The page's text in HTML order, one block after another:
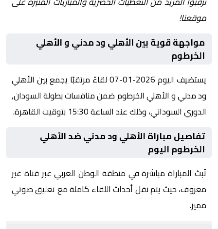
موقعنا!
مواجهة قوية بين الأهلي ود مدني و الأهلي
الخرطوم
يستضيف اليوم 2026-01-07 لقاءً مرتقبًا يجمع بين الأهلي
ود مدني و الأهلي الخرطوم ضمن منافسات بطولة السودان,
الدوري السوداني، وذلك عند الساعة 15:30 بتوقيت القاهرة.
تفاصيل مباراة الأهلي ود مدني ضد الأهلي
الخرطوم اليوم
تُبث المباراة مباشرة في منطقة الوطن العربي عبر قناة غير
معروف، حيث يتم نقل أحداث اللقاء كاملة مع تعليق صوتي
مميز.